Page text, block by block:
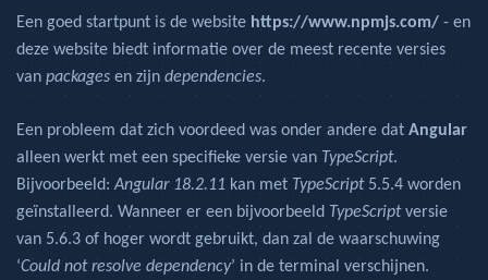
Een goed startpunt is de website https://www.npmjs.com/ - en
deze website biedt informatie over de meest recente versies
van packages en zijn dependencies.
Een probleem dat zich voordeed was onder andere dat Angular
alleen werkt met een specifieke versie van TypeScript.
Bijvoorbeeld:Angular 18.2.11 kan met TypeScript5.5.4 worden
geïnstalleerd. Wanneer er een bijvoorbeeld TypeScriptversie
van 5.6.3 of hoger wordt gebruikt, dan zal de waarschuwing
‘Could not resolve dependency’ in de terminal verschijnen.